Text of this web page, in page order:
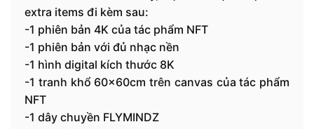
extra items đi kèm sau:
-1 phiên bản 4K của tác phẩm NFT
-1 phiên bản với đủ nhạc nền
-1 hình digital kích thước 8K
-1 tranh khổ 60x60cm trên canvas của tác phẩm
NFT
-1 dây chuyền FLYMINDZ